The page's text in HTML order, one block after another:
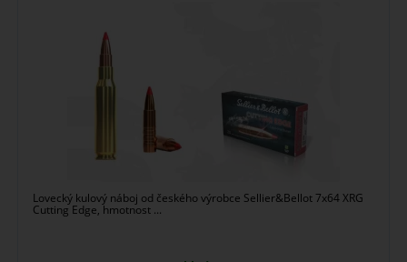
Lovecký kulový náboj od českého výrobce Sellier&Bellot 7x64 XRG
Cutting Edge, hmotnost ...